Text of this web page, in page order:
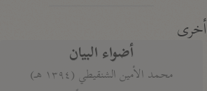
أخرى
أضواء البيان
محمد الأمين الشنقيطي (١٣٩٤ هـ)